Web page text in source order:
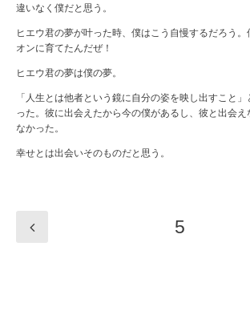
違いなく僕だと思う。
ヒエウ君の夢が叶った時、僕はこう自慢するだろう
オンに育てたんだぜ！
ヒエウ君の夢は僕の夢。
「人生とは他者という鏡に自分の姿を映し出すこと
った。彼に出会えたから今の僕があるし、彼と出会え
なかった。
幸せとは出会いそのものだと思う。
5